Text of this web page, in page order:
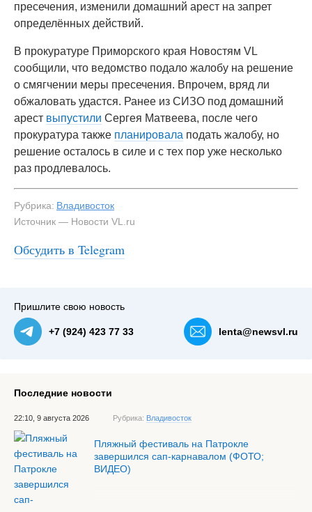
пресечения, изменили домашний арест на запрет
определённых действий.
В прокуратуре Приморского края Новостям VL
сообщили, что ведомство подало жалобу на решение
о смягчении меры пресечения. Впрочем, вряд ли
обжаловать удастся. Ранее из СИЗО под домашний
арест выпустили Сергея Матвеева, после чего
прокуратура также планировала подать жалобу, но
решение осталось в силе и с тех пор уже несколько
раз продлевалось.
Рубрика: Владивосток
Источник — Новости VL.ru
Обсудить в Telegram
Пришлите свою новость
+7 (924) 423 77 33 lenta@newsvl.ru
Последние новости
22:10, 9 августа 2026 Рубрика: Владивосток
Пляжный фестиваль на Патрокле
завершился сап-карнавалом (ФОТО;
ВИДЕО)